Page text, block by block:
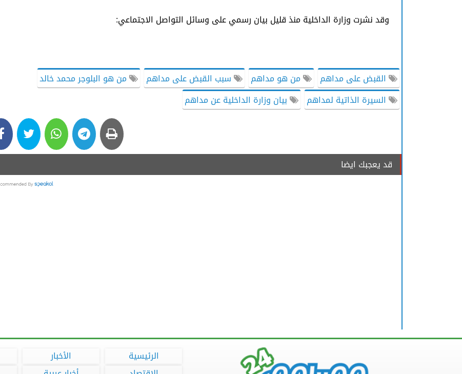
وقد نشرت وزارة الداخلية منذ قليل بيان رسمي على وسائل التواصل الاجتماعي:
القبض على مداهم من هو مداهم سبب القبض على مداهم
من هو البلوجر محمد خالد
السيرة الذاتية لمداهم
بيان وزارة الداخلية عن مداهم
قد يعجبك ايضا
الرئيسية
الأخبار